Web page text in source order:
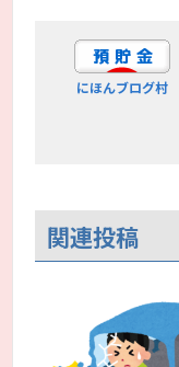
にほんブログ村
関連投稿